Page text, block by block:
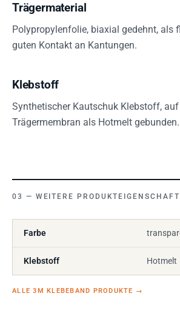
Trägermaterial
Polypropylenfolie, biaxial gedehnt, als
guten Kontakt an Kantungen.
Klebstoff
Synthetischer Kautschuk Klebstoff, auf
Trägermembran als Hotmelt gebunden.
WEITERE
Farbe
Klebstoff Hotmelt
ALLE 3M KLEBEBAND PRODUKTE →